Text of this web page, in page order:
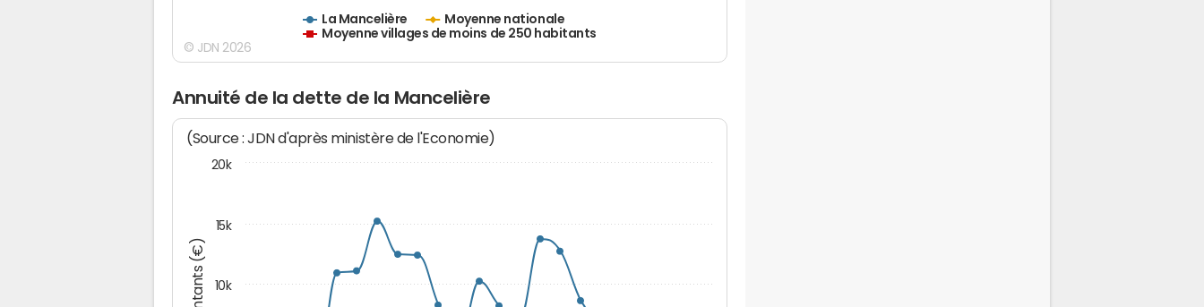
La Mancelière
Moyenne nationale
Moyenne villages de moins de 250 habitants
© JDN 2026
Annuité de la dette de la Mancelière
Montants (€)
(Source : JDN d'après ministère de l'Economie)
10k
15k
20k